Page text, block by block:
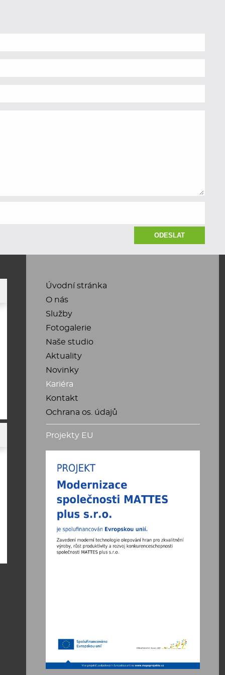
Úvodní stránka
O nás
Služby
Fotogalerie
Naše studio
Aktuality
Novinky
Kariéra
Kontakt
Ochrana os. údajů
Projekty EU